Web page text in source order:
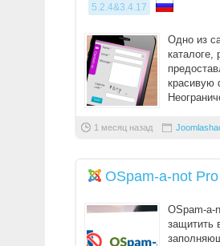
5.2.4&3.4.17
Одно из
красивую
1 месяц назад
OSpam-a-not Pro
OSpam-a-
защитить